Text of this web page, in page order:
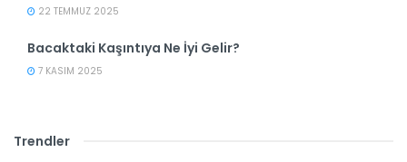
22 TEMMUZ 2025
Bacaktaki Kaşıntıya Ne İyi Gelir?
7 KASIM 2025
Trendler